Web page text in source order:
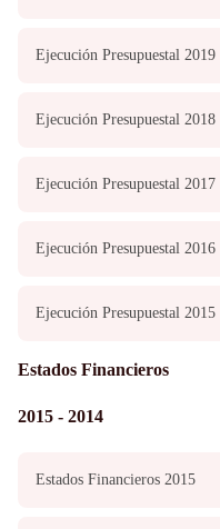
Ejecución Presupuestal 2019
Ejecución Presupuestal 2018
Ejecución Presupuestal 2017
Ejecución Presupuestal 2016
Ejecución Presupuestal 2015
Estados Financieros
2015 - 2014
Estados Financieros 2015